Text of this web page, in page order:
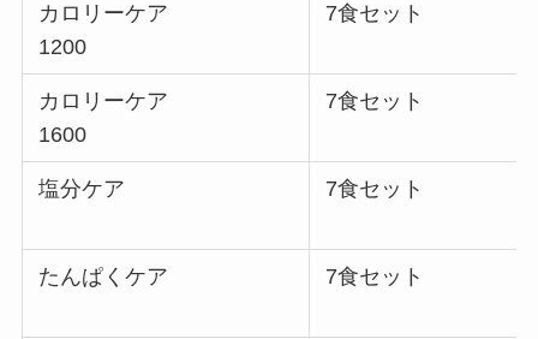
カロリーケア
1200
7食セット
カロリーケア
1600
7食セット
塩分ケア 7食セット
たんぱくケア 7食セット